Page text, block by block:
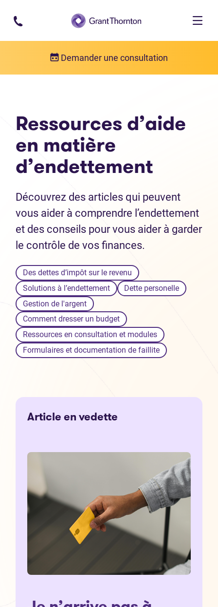
Passer au contenu principal
Demander une consultation
Ressources d’aide
en matière
d’endettement
Découvrez des articles qui peuvent
vous aider à comprendre l’endettement
et des conseils pour vous aider à garder
le contrôle de vos finances.
Des dettes d’impôt sur le revenu
Solutions à l’endettement
Dette personelle
Gestion de l'argent
Comment dresser un budget
Ressources en consultation et modules
Formulaires et documentation de faillite
Article en vedette